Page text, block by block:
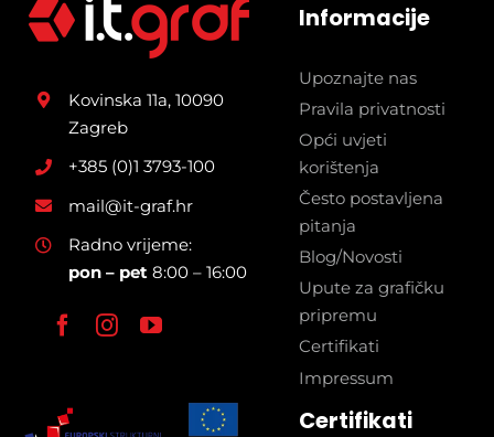
Kovinska 11a, 10090
Zagreb
+385 (0)1 3793-100
mail@it-graf.hr
Radno vrijeme:
pon – pet 8:00 – 16:00
Informacije
Upoznajte nas
Pravila privatnosti
Opći uvjeti
korištenja
Često postavljena
pitanja
Blog/Novosti
Upute za grafičku
pripremu
Certifikati
Impressum
Certifikati